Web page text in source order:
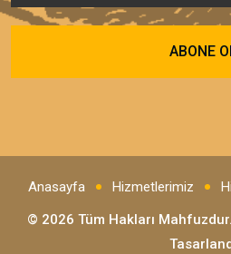
Anasayfa Hizmetlerimiz
© 2026 Tüm Hakları Mahfuzdur.